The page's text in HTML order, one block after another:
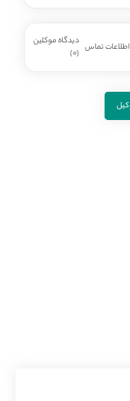
اطلاعات تماس دیدگاه موکلین
(0)